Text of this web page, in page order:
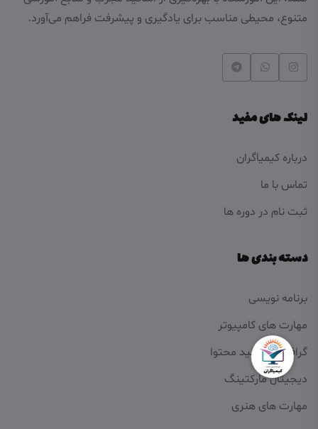
متنوع، محیطی مناسب برای یادگیری و پیشرفت فراهم می‌آورد.
لینک های مفید
درباره کیمیاگران
تماس با ما
ثبت نام در دوره ها
دسته بندی ها
برنامه نویسی
مهارت های کامپیوتر
گرافیک و تولید محتوا
دیجیتال مارکتینگ
مهارت های هنری